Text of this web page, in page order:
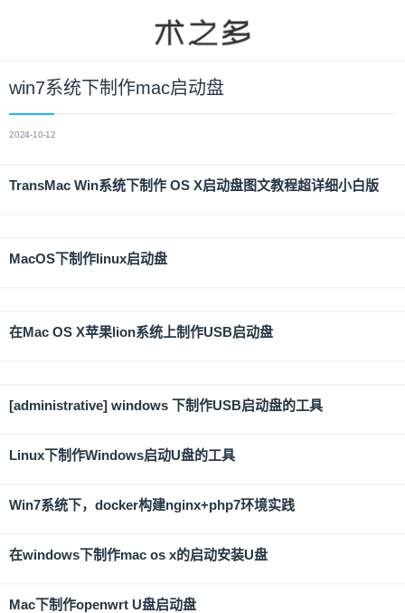
win7系统下制作mac启动盘
2024-10-12
TransMac Win系统下制作 OS X启动盘图文教程超详细小白版
MacOS下制作linux启动盘
在Mac OS X苹果lion系统上制作USB启动盘
[administrative] windows 下制作USB启动盘的工具
Linux下制作Windows启动U盘的工具
Win7系统下，docker构建nginx+php7环境实践
在windows下制作mac os x的启动安装U盘
Mac下制作openwrt U盘启动盘